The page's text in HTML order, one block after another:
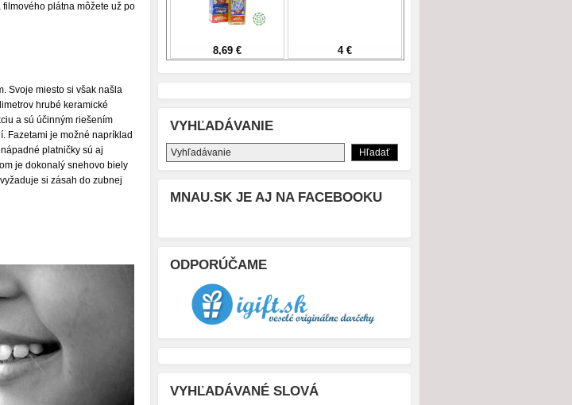
filmového plátna môžete už po
Svoje miesto si však našla
hrubé keramické
a sú účinným riešením
Fazetami je možné napríklad
platničky sú aj
je dokonalý snehovo biely
si zásah do zubnej
VYHĽADÁVANIE
MNAU.SK JE AJ NA FACEBOOKU
ODPORÚČAME
VYHĽADÁVANÉ SLOVÁ